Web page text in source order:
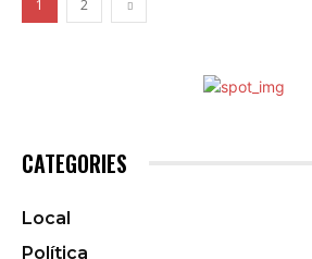
1 2
CATEGORIES
Local
Política